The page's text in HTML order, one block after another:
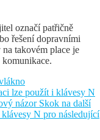
označí patřičně
řešení dopravními
takovém place je
komunikace.
lze použít i klávesy N
názor Skok na další
N pro následující